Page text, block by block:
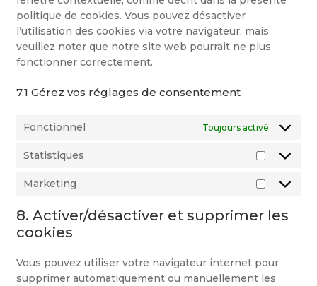
politique de cookies. Vous pouvez désactiver
l’utilisation des cookies via votre navigateur, mais
veuillez noter que notre site web pourrait ne plus
fonctionner correctement.
7.1 Gérez vos réglages de consentement
Fonctionnel Toujours activé
Statistiques
Marketing
8. Activer/désactiver et supprimer les
cookies
Vous pouvez utiliser votre navigateur internet pour
supprimer automatiquement ou manuellement les